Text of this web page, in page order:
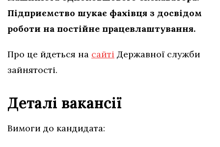
Підприємство шукає фахівця з досвідом
роботи на постійне працевлаштування.
Про це йдеться на сайті Державної служби
зайнятості.
Деталі вакансії
Вимоги до кандидата: